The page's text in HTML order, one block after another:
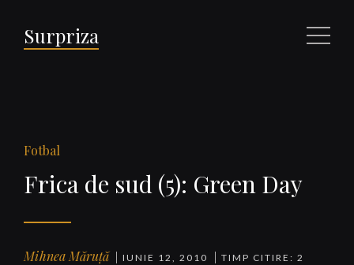
Surpriza Meniu
Fotbal
Frica de sud (5): Green Day
Mihnea Măruță IUNIE 12, 2010
TIMP CITIRE: 2